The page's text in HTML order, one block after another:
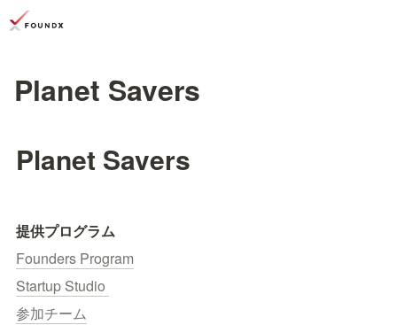
Planet Savers
Planet Savers
提供プログラム
Founders Program
Startup Studio
参加チーム